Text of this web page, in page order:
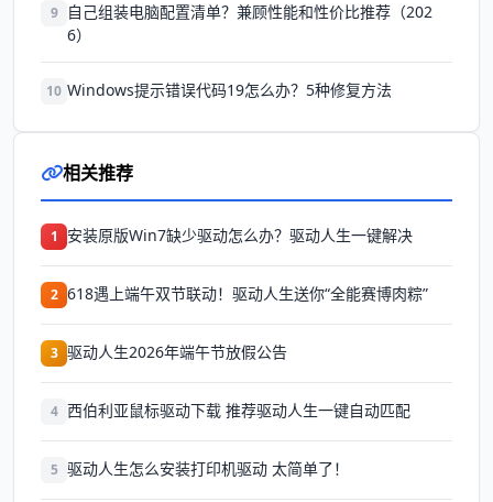
9
自己组装电脑配置清单？兼顾性能和性价比推荐（202
6）
10 Windows提示错误代码19怎么办？5种修复方法
相关推荐
1 安装原版Win7缺少驱动怎么办？驱动人生一键解决
2 618遇上端午双节联动！驱动人生送你“全能赛博肉粽”
3 驱动人生2026年端午节放假公告
4 西伯利亚鼠标驱动下载 推荐驱动人生一键自动匹配
5 驱动人生怎么安装打印机驱动 太简单了！